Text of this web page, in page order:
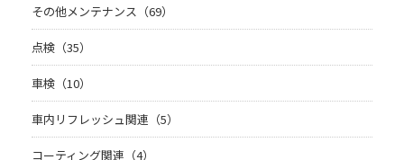
その他メンテナンス（69）
点検（35）
車検（10）
車内リフレッシュ関連（5）
コーティング関連（4）